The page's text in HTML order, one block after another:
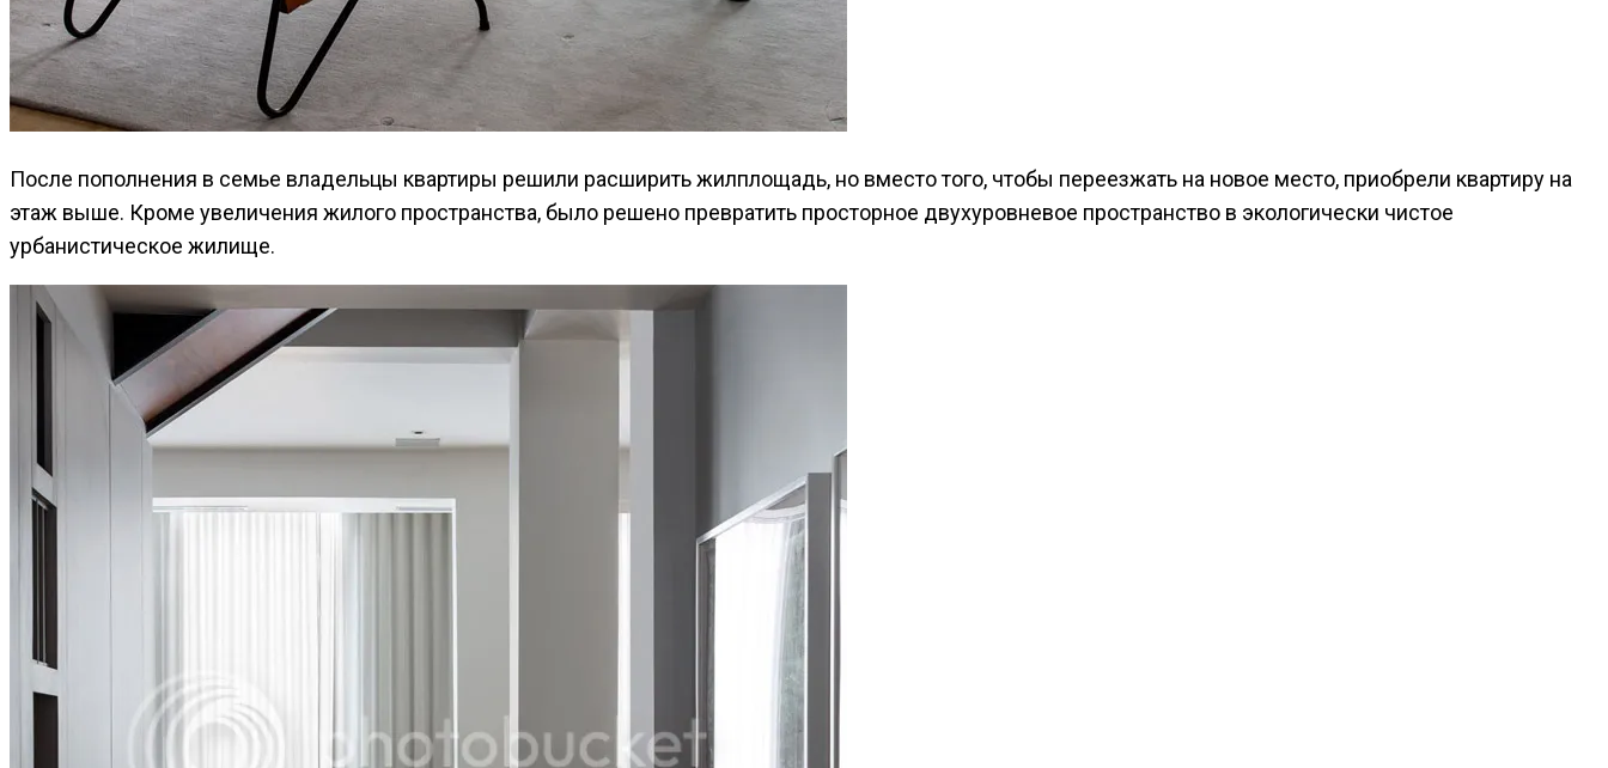
После пополнения в семье владельцы квартиры решили расширить жилплощадь, но вместо того, чтобы переезжать на новое место, приобрели квартиру на
этаж выше. Кроме увеличения жилого пространства, было решено превратить просторное двухуровневое пространство в экологически чистое
урбанистическое жилище.